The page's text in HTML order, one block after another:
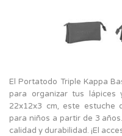
El Portatodo Triple Kappa
para organizar tus lápices
22x12x3 cm, este estuche
para niños a partir de 3
calidad y durabilidad. ¡El